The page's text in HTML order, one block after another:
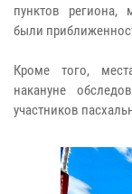
пунктов региона,
были
Кроме того,
накануне
участников